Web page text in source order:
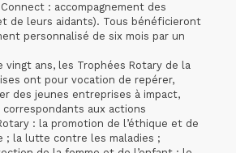
: accompagnement des
de leurs aidants). Tous bénéficieront
personnalisé de six mois par un
vingt ans, les Trophées Rotary de la
ont pour vocation de repérer,
des jeunes entreprises à impact,
correspondants aux actions
: la promotion de l’éthique et de
; la lutte contre les maladies ;